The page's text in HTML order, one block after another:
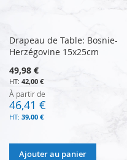
Drapeau de Table: Bosnie-
Herzégovine 15x25cm
49,98 €
42,00 €
À partir de
46,41 €
39,00 €
Ajouter au panier